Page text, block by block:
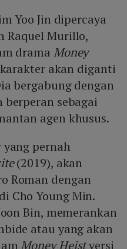
Yoo Jin dipercaya
Raquel Murillo,
drama Money
akan diganti
bergabung dengan
berperan sebagai
agen khusus.
pernah
(2019), akan
Roman dengan
Cho Young Min.
Bin, memerankan
atau yang akan
Money Heistversi